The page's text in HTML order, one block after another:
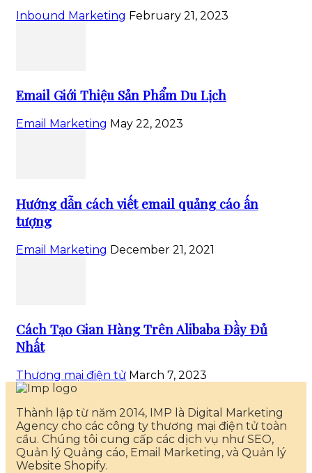
Inbound Marketing February 21, 2023
Email Giới Thiệu Sản Phẩm Du Lịch
Email Marketing May 22, 2023
Hướng dẫn cách viết email quảng cáo ấn
tượng
Email Marketing December 21, 2021
Cách Tạo Gian Hàng Trên Alibaba Đầy Đủ
Nhất
Thương mại điện tử March 7, 2023
Thành lập từ năm 2014, IMP là Digital Marketing
Agency cho các công ty thương mại điện tử toàn
cầu. Chúng tôi cung cấp các dịch vụ như SEO,
Quản lý Quảng cáo, Email Marketing, và Quản lý
Website Shopify.